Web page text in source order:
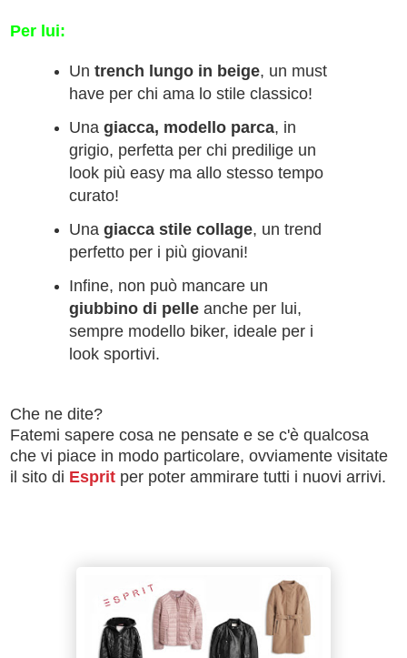
Per lui:
Un trench lungo in beige, un must
have per chi ama lo stile classico!
Una giacca, modello parca, in
grigio, perfetta per chi predilige un
look più easy ma allo stesso tempo
curato!
Una giacca stile collage, un trend
perfetto per i più giovani!
Infine, non può mancare un
giubbino di pelle anche per lui,
sempre modello biker, ideale per i
look sportivi.
Che ne dite?
Fatemi sapere cosa ne pensate e se c'è qualcosa
che vi piace in modo particolare, ovviamente visitate
il sito di Esprit per poter ammirare tutti i nuovi arrivi.